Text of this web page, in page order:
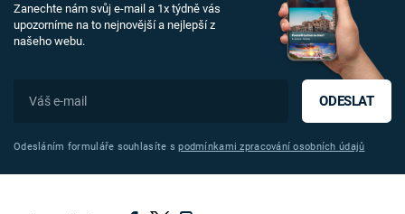
Zanechte nám svůj e-mail a 1x týdně vás
upozorníme na to nejnovější a nejlepší z
našeho webu.
ODESLAT
Odesláním formuláře souhlasíte spodmínkami zpracování osobních údajů